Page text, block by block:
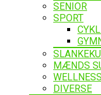
SENIOR
SPORT
MÆNDS
DIVERSE